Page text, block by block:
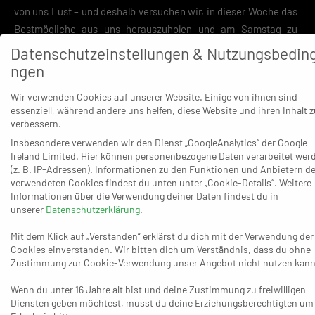
von uns Lust – und deshalb versuchen wir, in dieser Woche das
Bestmögliche aus uns herauszuholen und am Samstag zu
schauen, wo die Reise hingeht. Jedes Spiel muss erst gespielt
werden, aber das wird eine harte Aufgabe. Primär wichtig ist,
dass wir die Fehlerzahl reduzieren, uns Stück für Stück
Selbstvertrauen holen und allmählich anfangen, das Feld von
hinten aufzurollen.“
So tief im Keller stecken die Opladener bei Weitem nicht – im
Gegenteil. Trainer Fabrice Voigt zieht erstens Mut aus dem
Duell mit Interaktiv, das zwar nicht ins Regal mit dem höchsten
Niveau gehörte, aber zwei verdiente Punkte brachte, und auch
der Blick in die Vergangenheit lässt die Opladener auf ein
anständiges Ergebnis hoffen: So gab es etwa am 28. Januar
Datenschutzeinstellungen &
ngen
Wir verwenden Cookies auf unserer Website. Einige von ihnen sind
essenziell, während andere uns helfen, diese Website und ihren Inhalt
verbessern.
Insbesondere verwenden wir den Dienst „GoogleAnalytics“ der Google
Ireland Limited. Hier können personenbezogene Daten verarbeitet
(z. B. IP-Adressen). Informationen zu den Funktionen und Anbietern
verwendeten Cookies findest du unten unter „Cookie-Details“. Weitere
Informationen über die Verwendung deiner Daten findest du in
unserer Datenschutzerklärung.
Mit dem Klick auf „Verstanden“ erklärst du dich mit der Verwendung der
Cookies einverstanden. Wir bitten dich um Verständnis, dass du ohne
Zustimmung zur Cookie-Verwendung unser Angebot nicht nutzen
Wenn du unter 16 Jahre alt bist und deine Zustimmung zu freiwilligen
Diensten geben möchtest, musst du deine Erziehungsberechtigten um